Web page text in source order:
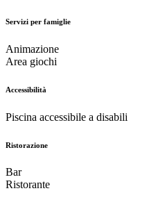
Servizi per famiglie
Animazione
Area giochi
Accessibilità
Piscina accessibile a disabili
Ristorazione
Bar
Ristorante